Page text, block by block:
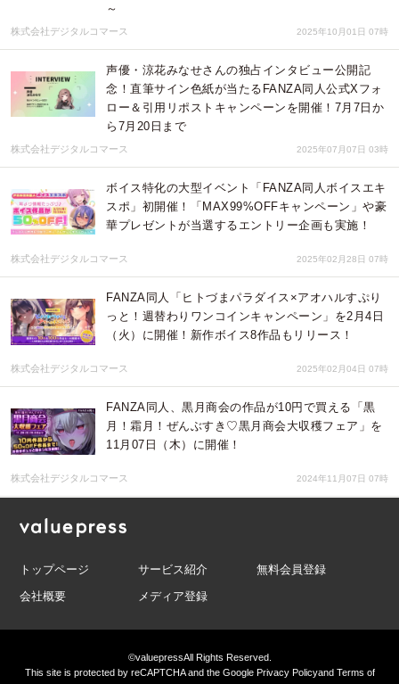
～
株式会社デジタルコマース 2025年10月01日 07時
声優・涼花みなせさんの独占インタビュー公開記
念！直筆サイン色紙が当たるFANZA同人公式Xフォ
ロー＆引用リポストキャンペーンを開催！7月7日か
ら7月20日まで
株式会社デジタルコマース 2025年07月07日 03時
ボイス特化の大型イベント「FANZA同人ボイスエキ
スポ」初開催！「MAX99%OFFキャンペーン」や豪
華プレゼントが当選するエントリー企画も実施！
株式会社デジタルコマース 2025年02月28日 07時
FANZA同人「ヒトづまパラダイス×アオハルすぷり
っと！週替わりワンコインキャンペーン」を2月4日
（火）に開催！新作ボイス8作品もリリース！
株式会社デジタルコマース 2025年02月04日 07時
FANZA同人、黒月商会の作品が10円で買える「黒
月！霜月！ぜんぶすき♡黒月商会大収穫フェア」を
11月07日（木）に開催！
株式会社デジタルコマース 2024年11月07日 07時
トップページ サービス紹介
無料会員登録
会社概要
メディア登録
©valuepressAll Rights Reserved.
This site is protected by reCAPTCHA and the GooglePrivacy PolicyandTerms of